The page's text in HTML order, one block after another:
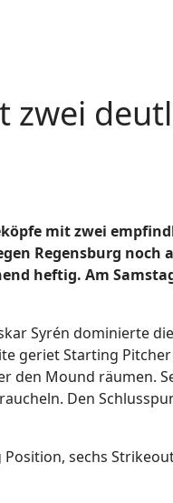
zwei
mit zwei
Regensburg noch
heftig. Am
Syrén dominierte
geriet Starting
den Mound räumen.
Den
sechs